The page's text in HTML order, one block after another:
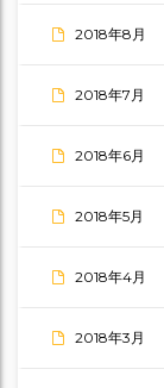
2018年8月
2018年7月
2018年6月
2018年5月
2018年4月
2018年3月